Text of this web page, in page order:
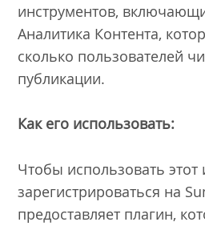
инструментов,
Аналитика Контента,
сколько пользователей
публикации.
Как его использовать:
Чтобы использовать этот
зарегистрироваться на
предоставляет плагин,